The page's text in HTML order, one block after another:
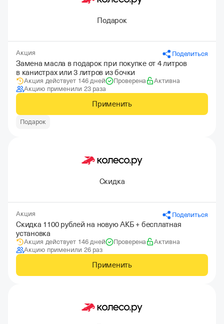
Подарок
Акция Поделиться
Замена масла в подарок при покупке от 4 литров
в канистрах или 3 литров из бочки
Акция действует 146 дней Проверена
Активна
Акцию применили 23 раза
Применить
Подарок
Скидка
Акция Поделиться
Скидка 1100 рублей на новую АКБ + бесплатная
установка
Акция действует 146 дней Проверена
Активна
Акцию применили 26 раз
Применить